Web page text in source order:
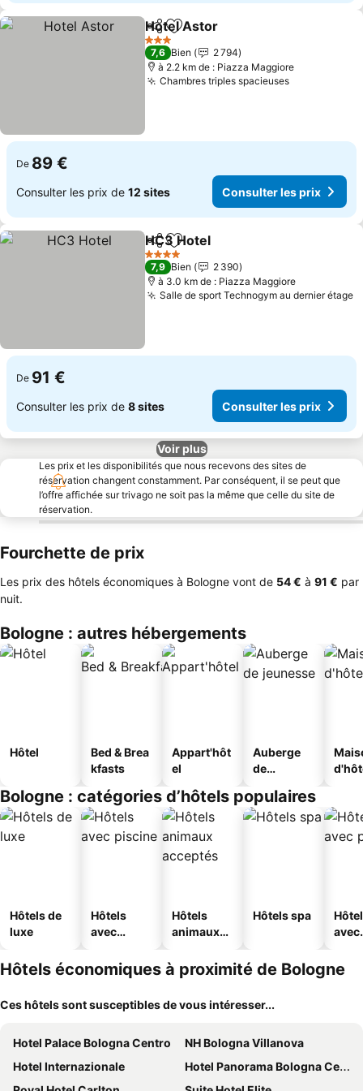
PartagerAjouter à mes favoris
Hotel Astor
3 Étoiles
7,6 Bien
2 794
à 2.2 km de : Piazza Maggiore
Chambres triples spacieusesConsulter
De 89 €
Consulter les prix de 12 sites Consulter les prix
PartagerAjouter à mes favoris
HC3 Hotel
4 Étoiles
7,9 Bien
2 390
à 3.0 km de : Piazza Maggiore
Salle de sport Technogym au dernier étage
De 91 €
Consulter les prix de 8 sites Consulter les prix
Voir plus
Les prix et les disponibilités que nous recevons des sites de
réservation changent constamment. Par conséquent, il se peut que
l’offre affichée sur trivago ne soit pas la même que celle du site de
réservation.
Fourchette de prix
Les prix des hôtels économiques à Bologne vont de ‎54 € à ‎91 € par
nuit.
Bologne : autres hébergements
Hôtel
Bed & Brea
kfasts
Appart'hôt
el
Auberge
de
Bologne : catégories d’hôtels populaires
Hôtels de
luxe
Hôtels
avec
Hôtels
animaux
Hôtels spa
avec
Hôtels économiques à proximité de Bologne
Ces hôtels sont susceptibles de vous intéresser...
Hotel Palace Bologna Centro
NH Bologna Villanova
Hotel Internazionale
Hotel Panorama Bologna Centro